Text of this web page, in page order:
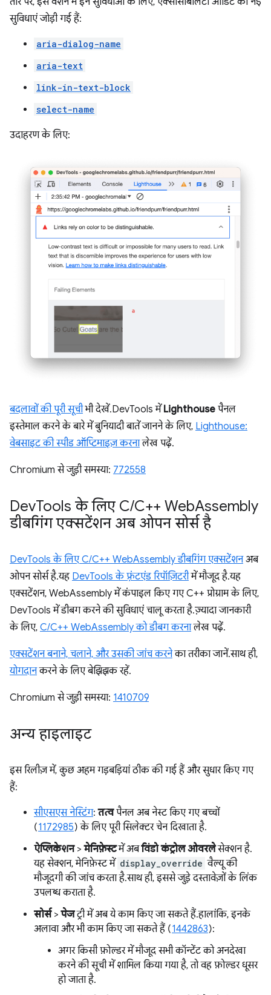
सुविधाएं जोड़ी गई हैं:
aria-dialog-name
aria-text
link-in-text-block
select-name
उदाहरण के लिए:
बदलावों की पूरी सूचीभी देखें. DevTools में Lighthouse पैनल
इस्तेमाल करने के बारे में बुनियादी बातें जानने के लिए, Lighthouse:
वेबसाइट की स्पीड ऑप्टिमाइज़ करनालेख पढ़ें.
Chromium से जुड़ी समस्या: 772558
DevTools के लिए C/C++ WebAssembly
डीबगिंग एक्सटेंशन अब ओपन सोर्स है
DevTools के लिए C/C++ WebAssembly डीबगिंग एक्सटेंशनअब
ओपन सोर्स है. यह DevTools के फ़्रंटएंड रिपॉज़िटरीमें मौजूद है. यह
एक्सटेंशन, WebAssembly में कंपाइल किए गए C++ प्रोग्राम के लिए,
DevTools में डीबग करने की सुविधाएं चालू करता है. ज़्यादा जानकारी
के लिए, C/C++ WebAssembly को डीबग करनालेख पढ़ें.
एक्सटेंशन बनाने, चलाने, और उसकी जांच करनेका तरीका जानें. साथ ही,
योगदानकरने के लिए बेझिझक रहें.
Chromium से जुड़ी समस्या: 1410709
अन्य हाइलाइट
इस रिलीज़ में, कुछ अहम गड़बड़ियां ठीक की गई हैं और सुधार किए गए
हैं:
सीएसएस नेस्टिंग:तत्वपैनल अब नेस्ट किए गए बच्चों
(1172985) के लिए पूरी सिलेक्टर चेन दिखाता है.
ऐप्लिकेशन>मेनिफ़ेस्टमें अबविंडो कंट्रोल ओवरलेसेक्शन है.
यह सेक्शन, मेनिफ़ेस्ट में display_override वैल्यू की
मौजूदगी की जांच करता है. साथ ही, इससे जुड़े दस्तावेज़ों के लिंक
उपलब्ध कराता है.
सोर्स>पेजट्री में अब ये काम किए जा सकते हैं. हालांकि, इनके
अलावा और भी काम किए जा सकते हैं (1442863):
अगर किसी फ़ोल्डर में मौजूद सभी कॉन्टेंट को अनदेखा
करने की सूची में शामिल किया गया है, तो वह फ़ोल्डर धूसर
हो जाता है.